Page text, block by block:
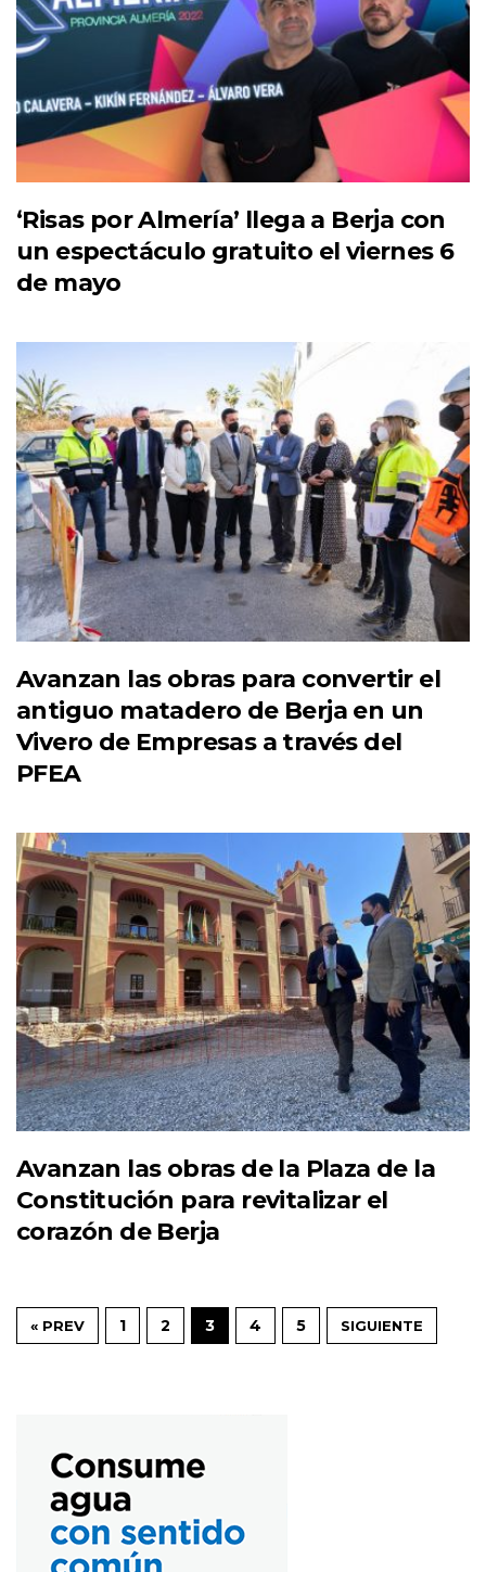
‘Risas por Almería’ llega a Berja con
un espectáculo gratuito el viernes 6
de mayo
Avanzan las obras para convertir el
antiguo matadero de Berja en un
Vivero de Empresas a través del
PFEA
Avanzan las obras de la Plaza de la
Constitución para revitalizar el
corazón de Berja
« PREV 1 2 3 4 5 SIGUIENTE